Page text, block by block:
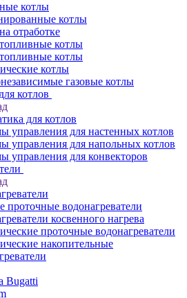
котлы
котлы
отработке
котлы
котлы
котлы
газовые котлы
котлов
для котлов
управления для настенных котлов
управления для напольных котлов
управления для конвекторов
проточные водонагреватели
косвенного нагрева
проточные водонагреватели
накопительные
Bugatti